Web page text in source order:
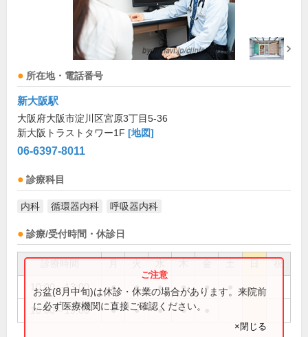
所在地・電話番号
新大阪駅
大阪府大阪市淀川区宮原3丁目5-36
新大阪トラストタワー1F [地図]
06-6397-8011
診療科目
内科 循環器内科 呼吸器内科
診療/受付時間・休診日
祝
10:00～13:00 ● ● ● ● ●
16:00～19:00 ● ● ● ●
お盆(8月中旬)は休診・休業の場合があります。来院前
に必ず医療機関に直接ご確認ください。
×閉じる